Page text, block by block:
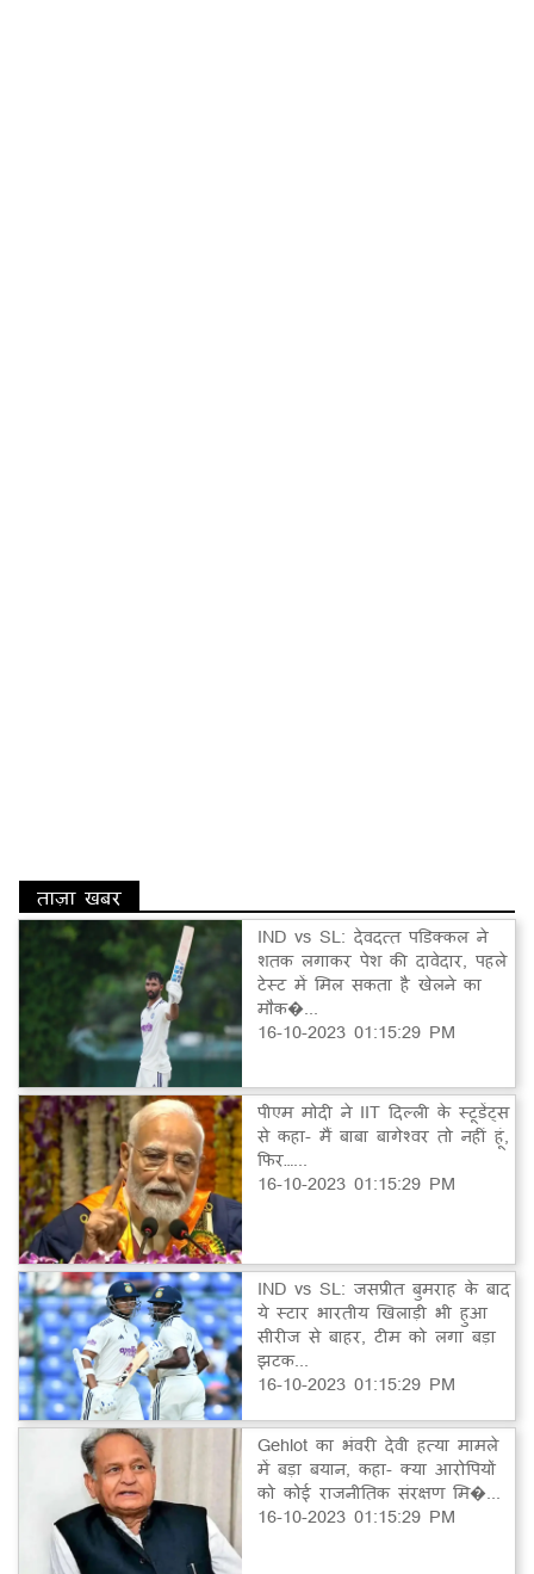
ताज़ा खबर
IND vs SL: देवदत्त पडिक्कल ने
शतक लगाकर पेश की दावेदार, पहले
टेस्ट में मिल सकता है खेलने का
मौक�...
16-10-2023 01:15:29 PM
पीएम मोदी ने IIT दिल्ली के स्टूडेंट्स
से कहा- मैं बाबा बागेश्वर तो नहीं हूं,
फिर…...
16-10-2023 01:15:29 PM
IND vs SL: जसप्रीत बुमराह के बाद
ये स्टार भारतीय खिलाड़ी भी हुआ
सीरीज से बाहर, टीम को लगा बड़ा
झटक...
16-10-2023 01:15:29 PM
Gehlot का भंवरी देवी हत्या मामले
में बड़ा बयान, कहा- क्या आरोपियों
को कोई राजनीतिक संरक्षण मि�...
16-10-2023 01:15:29 PM